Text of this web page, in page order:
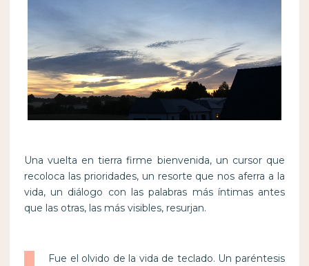
Una vuelta en tierra firme bienvenida, un cursor que
recoloca las prioridades, un resorte que nos aferra a la
vida, un diálogo con las palabras más íntimas antes
que las otras, las más visibles, resurjan.
Fue el olvido de la vida de teclado. Un paréntesis